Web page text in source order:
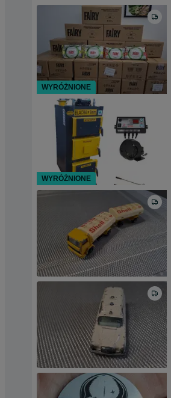
WYRÓŻNIONE
WYRÓŻNIONE